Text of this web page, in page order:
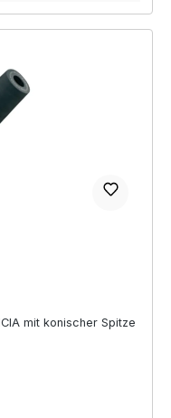
mit konischer Spitze